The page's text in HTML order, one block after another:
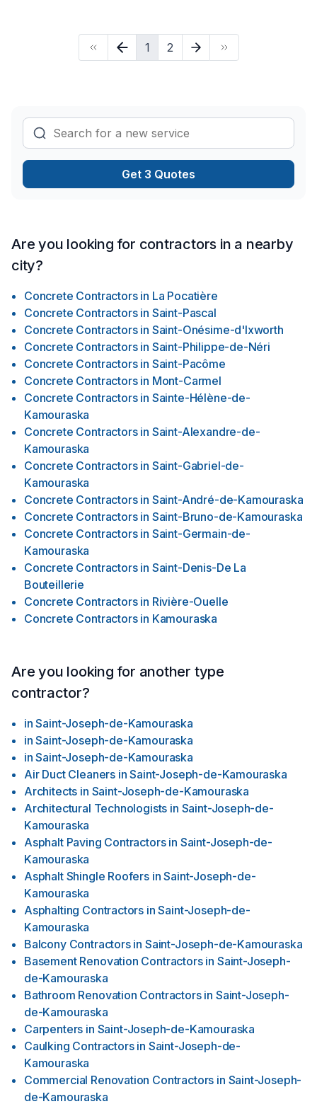
1 2
Get 3 Quotes
Are you looking for contractors in a nearby
city?
Concrete Contractors in La Pocatière
Concrete Contractors in Saint-Pascal
Concrete Contractors in Saint-Onésime-d'Ixworth
Concrete Contractors in Saint-Philippe-de-Néri
Concrete Contractors in Saint-Pacôme
Concrete Contractors in Mont-Carmel
Concrete Contractors in Sainte-Hélène-de-
Kamouraska
Concrete Contractors in Saint-Alexandre-de-
Kamouraska
Concrete Contractors in Saint-Gabriel-de-
Kamouraska
Concrete Contractors in Saint-André-de-Kamouraska
Concrete Contractors in Saint-Bruno-de-Kamouraska
Concrete Contractors in Saint-Germain-de-
Kamouraska
Concrete Contractors in Saint-Denis-De La
Bouteillerie
Concrete Contractors in Rivière-Ouelle
Concrete Contractors in Kamouraska
Are you looking for another type
contractor?
in Saint-Joseph-de-Kamouraska
in Saint-Joseph-de-Kamouraska
in Saint-Joseph-de-Kamouraska
Air Duct Cleaners in Saint-Joseph-de-Kamouraska
Architects in Saint-Joseph-de-Kamouraska
Architectural Technologists in Saint-Joseph-de-
Kamouraska
Asphalt Paving Contractors in Saint-Joseph-de-
Kamouraska
Asphalt Shingle Roofers in Saint-Joseph-de-
Kamouraska
Asphalting Contractors in Saint-Joseph-de-
Kamouraska
Balcony Contractors in Saint-Joseph-de-Kamouraska
Basement Renovation Contractors in Saint-Joseph-
de-Kamouraska
Bathroom Renovation Contractors in Saint-Joseph-
de-Kamouraska
Carpenters in Saint-Joseph-de-Kamouraska
Caulking Contractors in Saint-Joseph-de-
Kamouraska
Commercial Renovation Contractors in Saint-Joseph-
de-Kamouraska